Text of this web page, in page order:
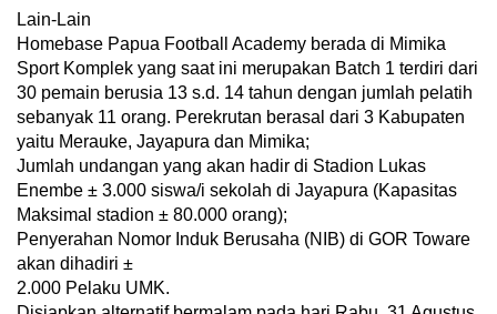
Lain-Lain
Homebase Papua Football Academy berada di Mimika
Sport Komplek yang saat ini merupakan Batch 1 terdiri dari
30 pemain berusia 13 s.d. 14 tahun dengan jumlah pelatih
sebanyak 11 orang. Perekrutan berasal dari 3 Kabupaten
yaitu Merauke, Jayapura dan Mimika;
Jumlah undangan yang akan hadir di Stadion Lukas
Enembe ± 3.000 siswa/i sekolah di Jayapura (Kapasitas
Maksimal stadion ± 80.000 orang);
Penyerahan Nomor Induk Berusaha (NIB) di GOR Toware
akan dihadiri ±
2.000 Pelaku UMK.